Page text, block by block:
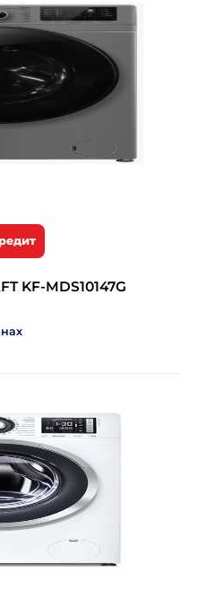
KF-MDS10147G